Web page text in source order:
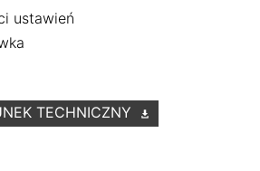
ustawień
TECHNICZNY